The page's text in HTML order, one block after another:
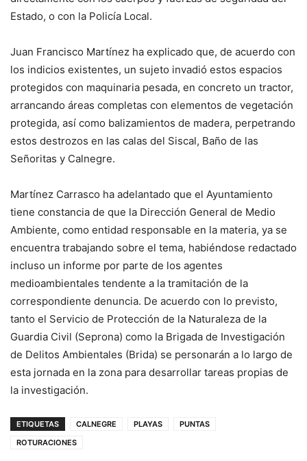
Estado, o con la Policía Local.
Juan Francisco Martínez ha explicado que, de acuerdo con
los indicios existentes, un sujeto invadió estos espacios
protegidos con maquinaria pesada, en concreto un tractor,
arrancando áreas completas con elementos de vegetación
protegida, así como balizamientos de madera, perpetrando
estos destrozos en las calas del Siscal, Baño de las
Señoritas y Calnegre.
Martínez Carrasco ha adelantado que el Ayuntamiento
tiene constancia de que la Dirección General de Medio
Ambiente, como entidad responsable en la materia, ya se
encuentra trabajando sobre el tema, habiéndose redactado
incluso un informe por parte de los agentes
medioambientales tendente a la tramitación de la
correspondiente denuncia. De acuerdo con lo previsto,
tanto el Servicio de Protección de la Naturaleza de la
Guardia Civil (Seprona) como la Brigada de Investigación
de Delitos Ambientales (Brida) se personarán a lo largo de
esta jornada en la zona para desarrollar tareas propias de
la investigación.
ETIQUETAS CALNEGRE PLAYAS
PUNTAS
ROTURACIONES